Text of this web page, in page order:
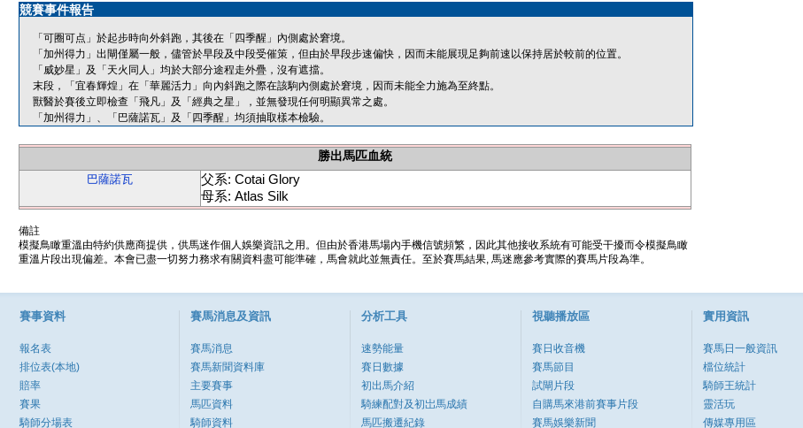
競賽事件報告
「可圈可点」於起步時向外斜跑，其後在「四季醒」內側處於窘境。
「加州得力」出閘僅屬一般，儘管於早段及中段受催策，但由於早段步速偏快，因而未能展現足夠前速以保持居於較前的位置。
「威妙星」及「天火同人」均於大部分途程走外疊，沒有遮擋。
末段，「宜春輝煌」在「華麗活力」向內斜跑之際在該駒內側處於窘境，因而未能全力施為至終點。
獸醫於賽後立即檢查「飛凡」及「經典之星」，並無發現任何明顯異常之處。
「加州得力」、「巴薩諾瓦」及「四季醒」均須抽取樣本檢驗。
勝出馬匹血統
巴薩諾瓦
父系: Cotai Glory
母系: Atlas Silk
備註
模擬鳥瞰重溫由特約供應商提供，供馬迷作個人娛樂資訊之用。但由於香港馬場內手機信號頻繁，因此其他接收系統有可能受干擾而令模擬鳥瞰
重溫片段出現偏差。本會已盡一切努力務求有關資料盡可能準確，馬會就此並無責任。至於賽馬結果, 馬迷應參考實際的賽馬片段為準。
賽事資料
報名表
排位表(本地)
賠率
賽果
騎師分場表
賽馬消息及資訊
賽馬消息
賽馬新聞資料庫
主要賽事
馬匹資料
騎師資料
分析工具
速勢能量
賽日數據
初出馬介紹
騎練配對及初岀馬成績
馬匹搬遷紀錄
視聽播放區
賽日收音機
賽馬節目
試閘片段
自購馬來港前賽事片段
賽馬娛樂新聞
實用資訊
賽馬日一般資訊
檔位統計
騎師王統計
靈活玩
傳媒專用區